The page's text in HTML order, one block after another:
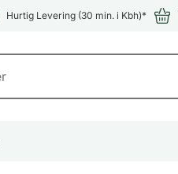
Hurtig Levering (30 min. i Kbh)*